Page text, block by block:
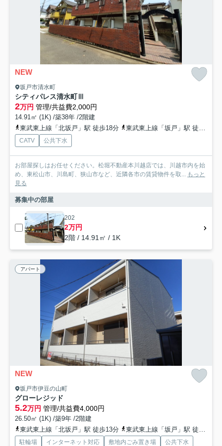
NEW
坂戸市清水町
シティパレス清水町Ⅲ
2万円 管理/共益費2,000円
14.91㎡ (1K) /築38年 /2階建
東武東上線「北坂戸」駅 徒歩18分
東武東上線「坂戸」駅 徒歩21分
CATV 公共下水
お部屋探しはお任せください。松堀不動産本川越店では、川越市内を始
め、東松山市、川島町、狭山市など、近隣各市の賃貸物件を取...
もっと
見る
募集中の部屋
202
2万円
2階 / 14.91㎡ / 1K
アパート
NEW
坂戸市伊豆の山町
グローレジッド
5.2万円 管理/共益費4,000円
26.50㎡ (1K) /築9年 /2階建
東武東上線「北坂戸」駅 徒歩13分
東武東上線「坂戸」駅 徒歩24分
駐輪場 インターネット対応 敷地内ごみ置き場 公共下水